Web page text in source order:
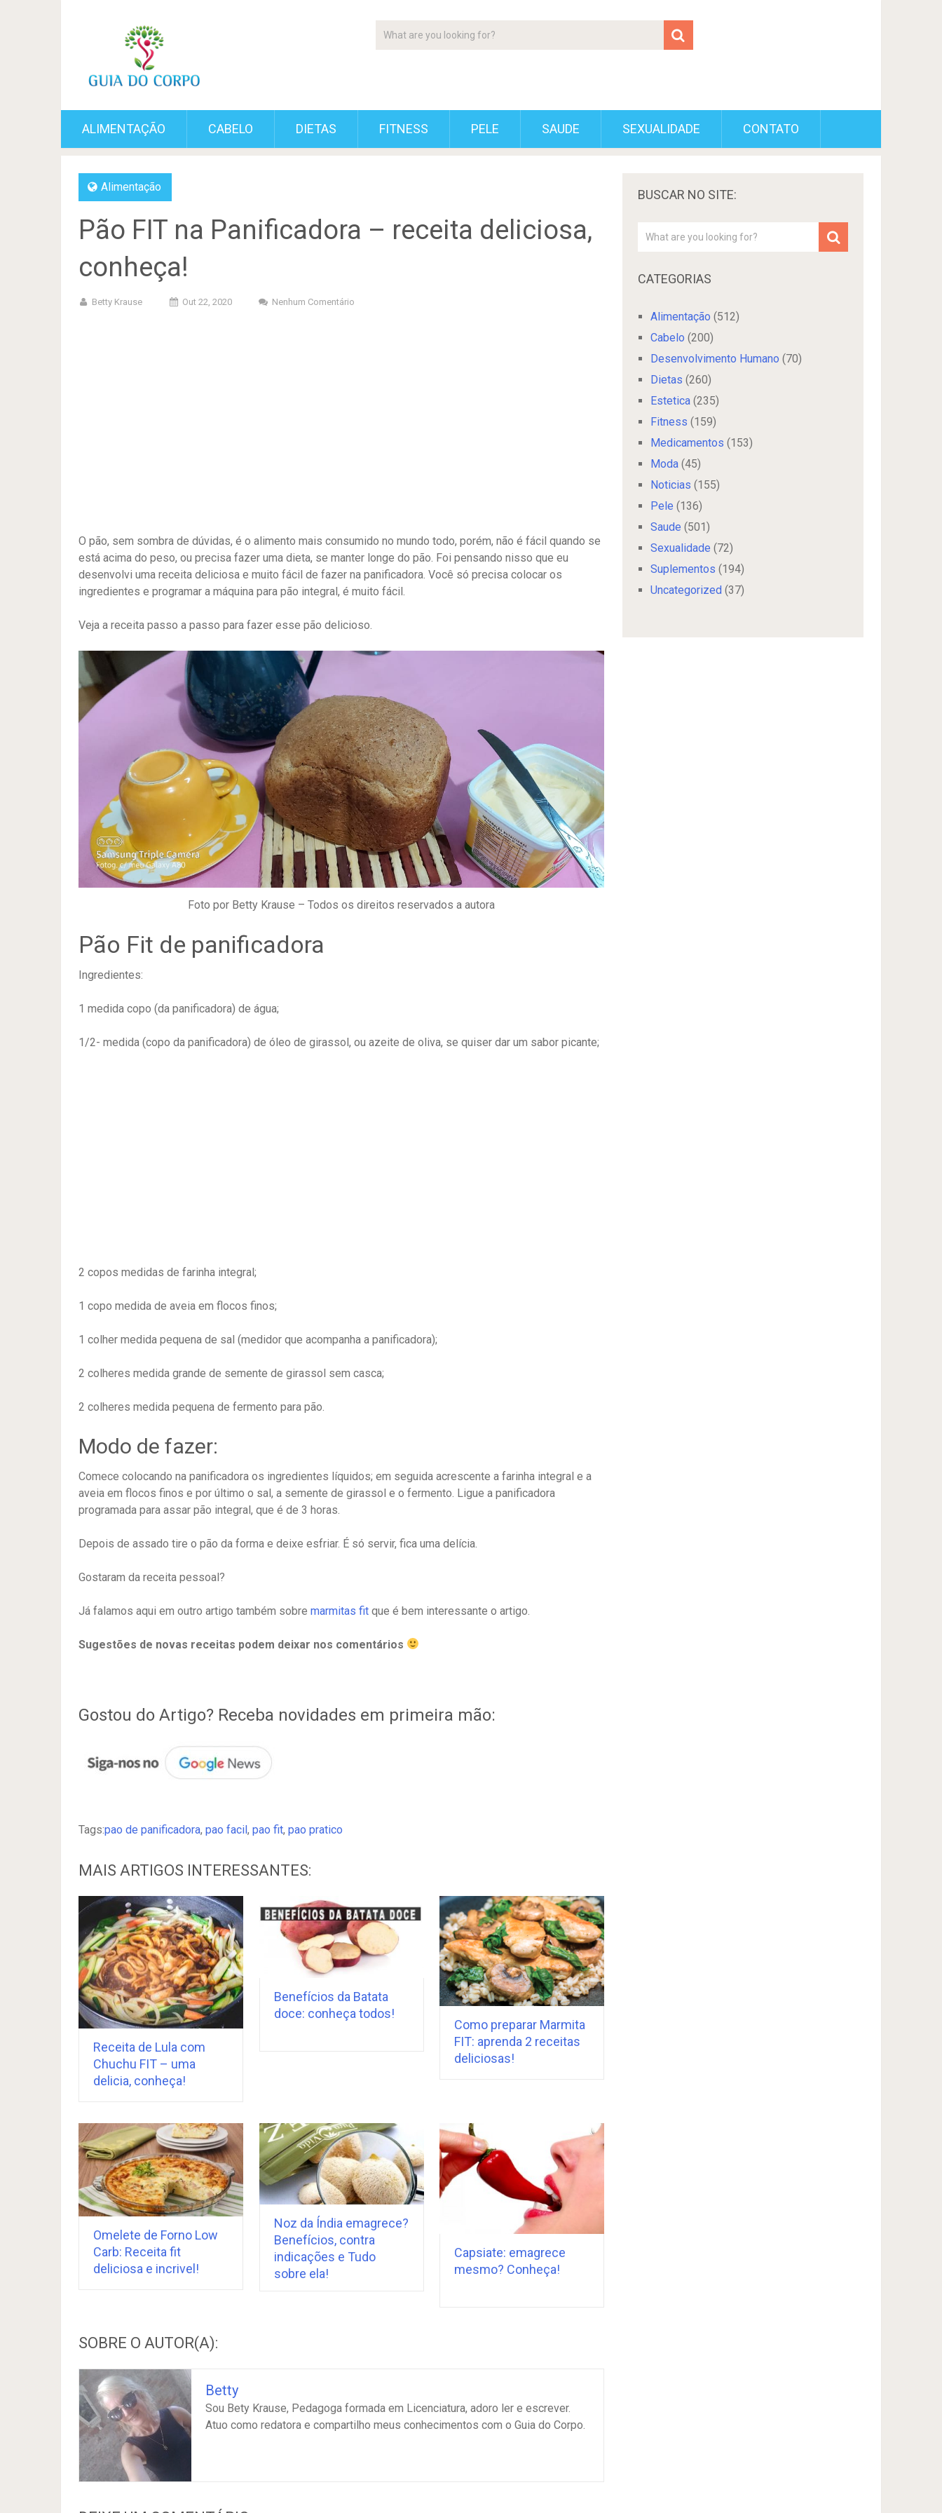
ALIMENTAÇÃO CABELO DIETAS FITNESS PELE SAUDE SEXUALIDADE CONTATO
Alimentação
Pão FIT na Panificadora – receita deliciosa,
conheça!
Betty Krause Out 22, 2020 Nenhum Comentário
O pão, sem sombra de dúvidas, é o alimento mais consumido no mundo todo, porém, não é fácil quando se
está acima do peso, ou precisa fazer uma dieta, se manter longe do pão. Foi pensando nisso que eu
desenvolvi uma receita deliciosa e muito fácil de fazer na panificadora. Você só precisa colocar os
ingredientes e programar a máquina para pão integral, é muito fácil.
Veja a receita passo a passo para fazer esse pão delicioso.
Foto por Betty Krause – Todos os direitos reservados a autora
Pão Fit de panificadora
Ingredientes:
1 medida copo (da panificadora) de água;
1/2- medida (copo da panificadora) de óleo de girassol, ou azeite de oliva, se quiser dar um sabor picante;
2 copos medidas de farinha integral;
1 copo medida de aveia em flocos finos;
1 colher medida pequena de sal (medidor que acompanha a panificadora);
2 colheres medida grande de semente de girassol sem casca;
2 colheres medida pequena de fermento para pão.
Modo de fazer:
Comece colocando na panificadora os ingredientes líquidos; em seguida acrescente a farinha integral e a
aveia em flocos finos e por último o sal, a semente de girassol e o fermento. Ligue a panificadora
programada para assar pão integral, que é de 3 horas.
Depois de assado tire o pão da forma e deixe esfriar. É só servir, fica uma delícia.
Gostaram da receita pessoal?
Já falamos aqui em outro artigo também sobre marmitas fit que é bem interessante o artigo.
Sugestões de novas receitas podem deixar nos comentários
Gostou do Artigo? Receba novidades em primeira mão:
Tags:pao de panificadora, pao facil, pao fit, pao pratico
MAIS ARTIGOS INTERESSANTES:
Receita de Lula com
Chuchu FIT – uma
delicia, conheça!
Benefícios da Batata
doce: conheça todos!
Como preparar Marmita
FIT: aprenda 2 receitas
deliciosas!
Omelete de Forno Low
Carb: Receita fit
deliciosa e incrivel!
Noz da Índia emagrece?
Benefícios, contra
indicações e Tudo
sobre ela!
Capsiate: emagrece
mesmo? Conheça!
SOBRE O AUTOR(A):
Betty
Sou Bety Krause, Pedagoga formada em Licenciatura, adoro ler e escrever.
Atuo como redatora e compartilho meus conhecimentos com o Guia do Corpo.
BUSCAR NO SITE:
CATEGORIAS
Alimentação (512)
Cabelo (200)
Desenvolvimento Humano (70)
Dietas (260)
Estetica (235)
Fitness (159)
Medicamentos (153)
Moda (45)
Noticias (155)
Pele (136)
Saude (501)
Sexualidade (72)
Suplementos (194)
Uncategorized (37)